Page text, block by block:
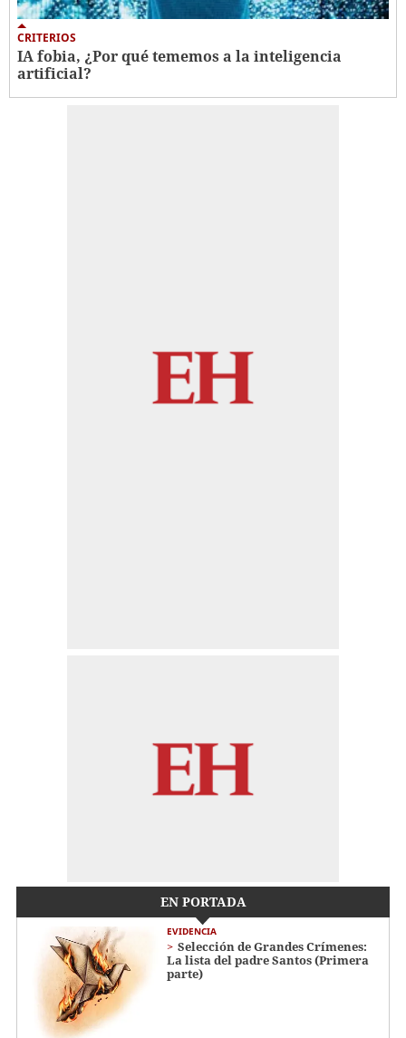
CRITERIOS
IA fobia, ¿Por qué tememos a la inteligencia
artificial?
EN PORTADA
EVIDENCIA
Selección de Grandes Crímenes:
La lista del padre Santos (Primera
parte)